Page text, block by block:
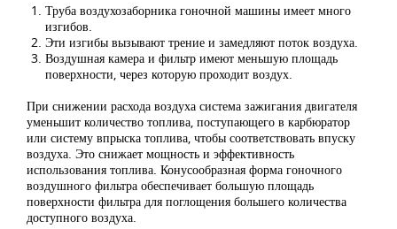
Труба воздухозаборника гоночной машины имеет много
изгибов.
Эти изгибы вызывают трение и замедляют поток воздуха.
Воздушная камера и фильтр имеют меньшую площадь
поверхности, через которую проходит воздух.
При снижении расхода воздуха система зажигания двигателя
уменьшит количество топлива, поступающего в карбюратор
или систему впрыска топлива, чтобы соответствовать впуску
воздуха. Это снижает мощность и эффективность
использования топлива. Конусообразная форма гоночного
воздушного фильтра обеспечивает большую площадь
поверхности фильтра для поглощения большего количества
доступного воздуха.